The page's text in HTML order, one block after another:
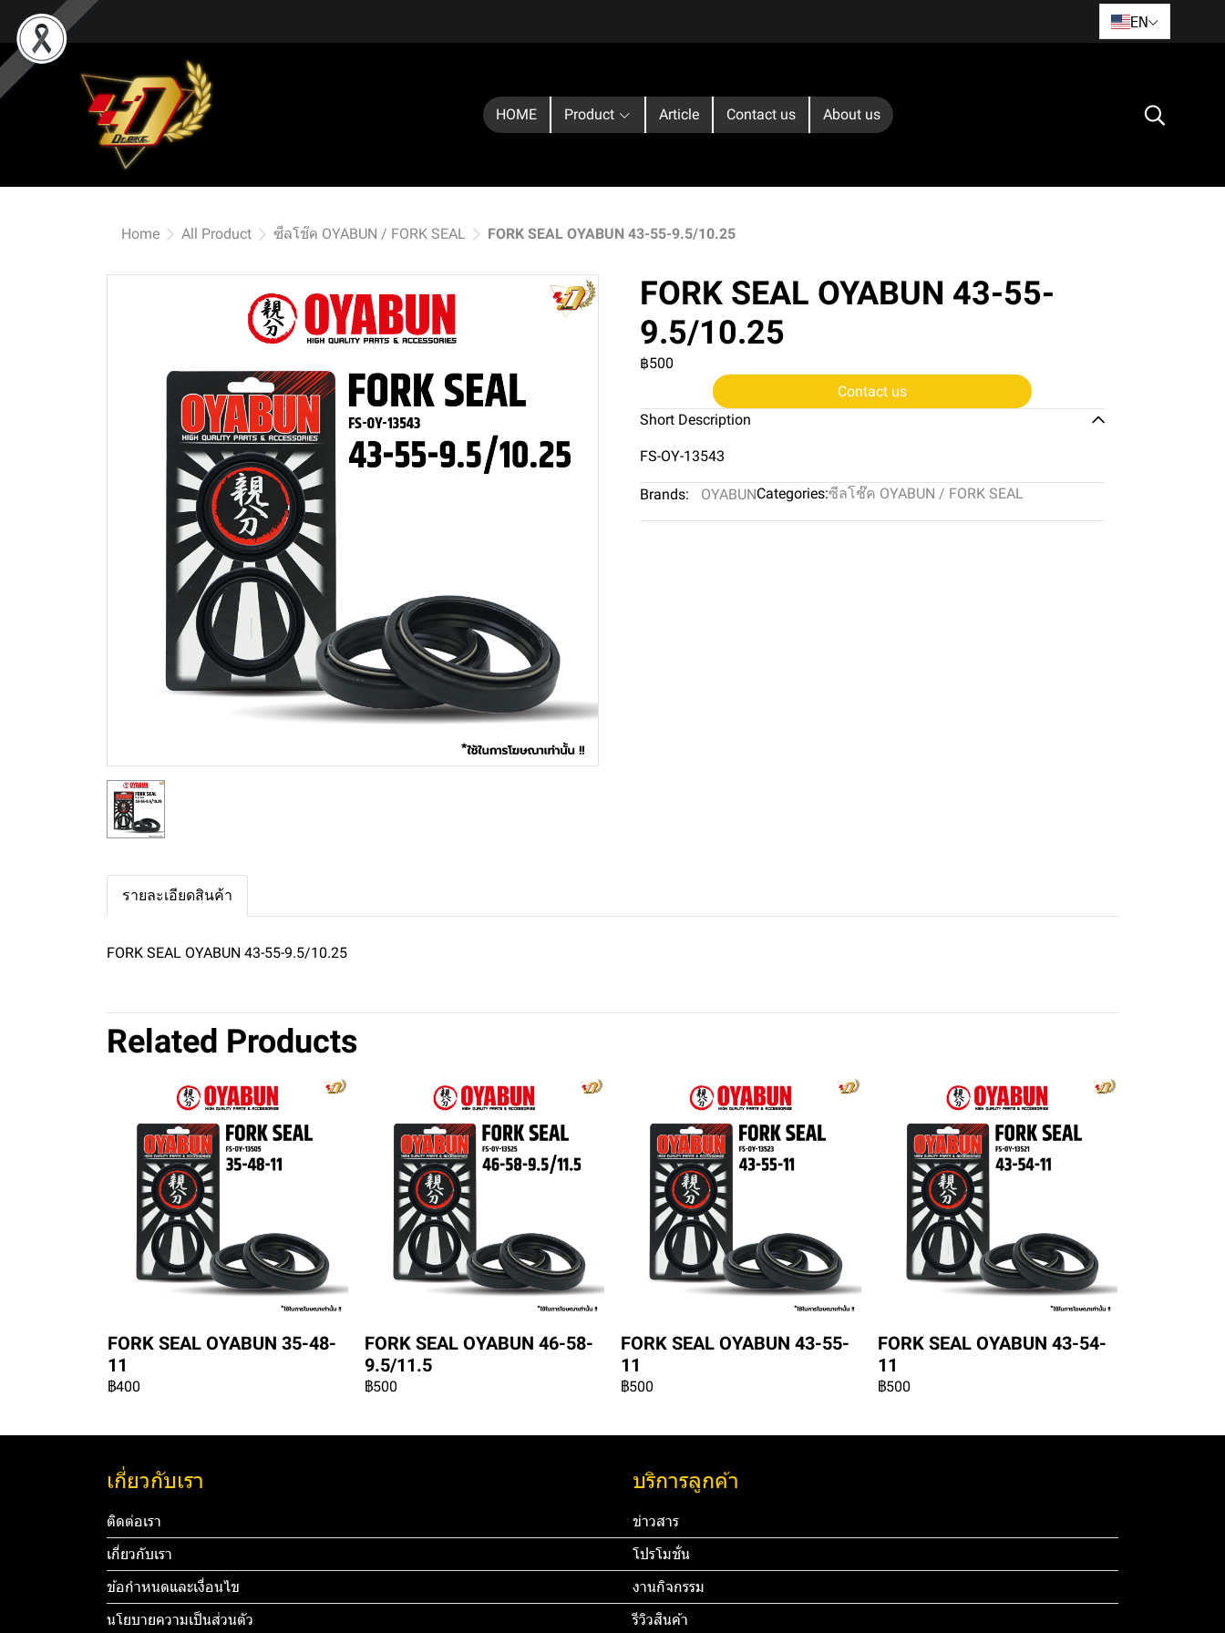
EN
HOME Product Article Contact us About us
Home All Product ซีลโช๊ค OYABUN / FORK SEAL FORK SEAL OYABUN 43-55-9.5/10.25
FORK SEAL OYABUN 43-55-
9.5/10.25
฿500
Contact us
Short Description
FS-OY-13543
Brands: OYABUNCategories:ซีลโช๊ค OYABUN / FORK SEAL
รายละเอียดสินค้า
FORK SEAL OYABUN 43-55-9.5/10.25
Related Products
FORK SEAL OYABUN 35-48-
11
฿400
FORK SEAL OYABUN 46-58-
9.5/11.5
฿500
FORK SEAL OYABUN 43-55-
11
฿500
FORK SEAL OYABUN 43-54-
11
฿500
เกี่ยวกับเรา
ติดต่อเรา
เกี่ยวกับเรา
ข้อกำหนดและเงื่อนไข
นโยบายความเป็นส่วนตัว
บริการลูกค้า
ข่าวสาร
โปรโมชั่น
งานกิจกรรม
รีวิวสินค้า